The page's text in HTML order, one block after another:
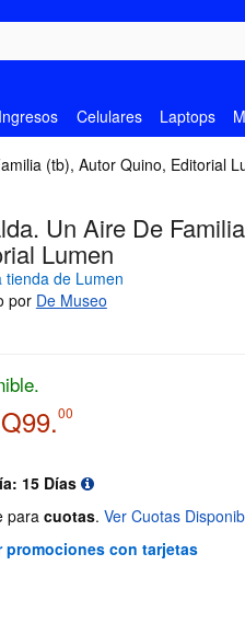
Celulares Laptops
(tb), Autor Quino, Editorial
Un Aire De
Lumen
tienda de Lumen
por De Museo
Q99.00
15 Días
paracuotas. Ver Cuotas
promociones con tarjetas